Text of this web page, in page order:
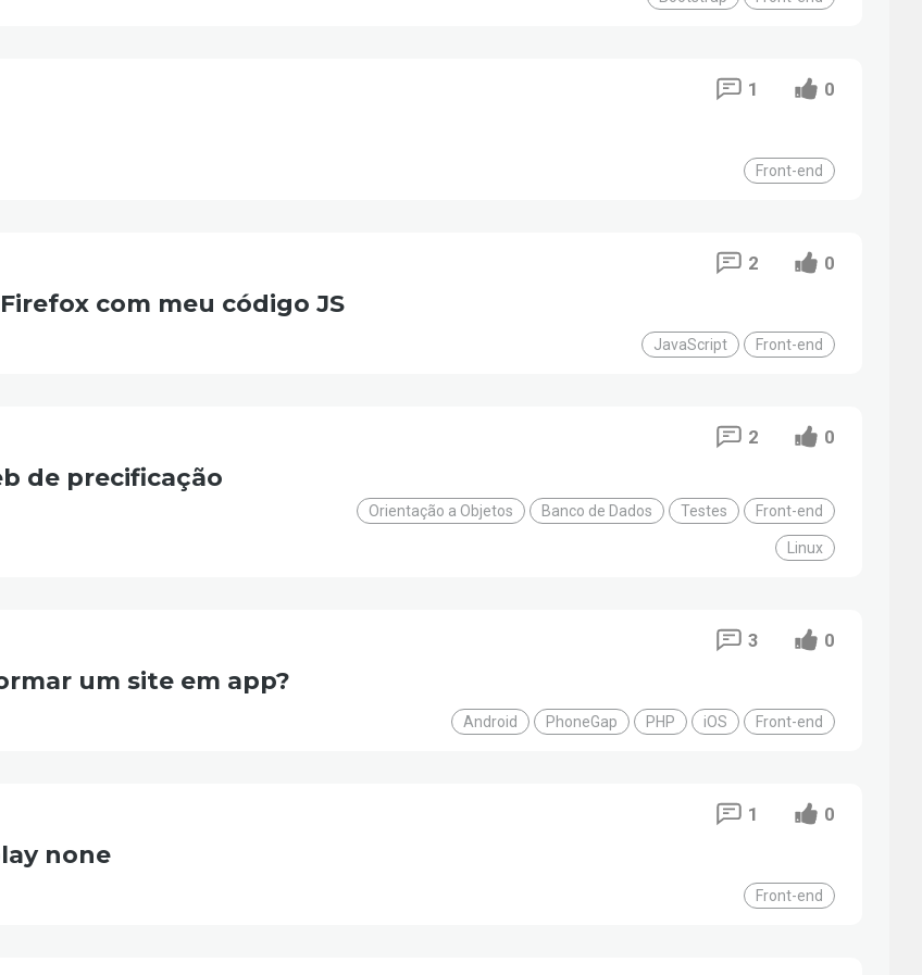
Front-end
1 0
com meu código JS
JavaScript Front-end
2 0
de precificação
Orientação a Objetos Banco de Dados Testes Front-end
Linux
2 0
um site em app?
Android PhoneGap PHP iOS Front-end
3 0
none
Front-end
1 0